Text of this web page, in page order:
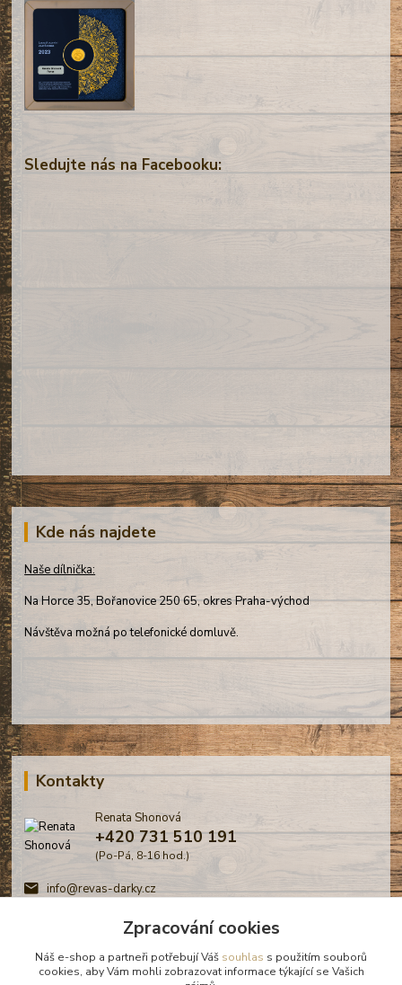
Sledujte nás na Facebooku:
Kde nás najdete
Naše dílnička:
Na Horce 35, Bořanovice 250 65, okres Praha-východ
Návštěva možná po telefonické domluvě.
Kontakty
Renata Shonová
+420 731 510 191
(Po-Pá, 8-16 hod.)
info@revas-darky.cz
Zpracování cookies
Náš e-shop a partneři potřebují Váš souhlas s použitím souborů
cookies, aby Vám mohli zobrazovat informace týkající se Vašich